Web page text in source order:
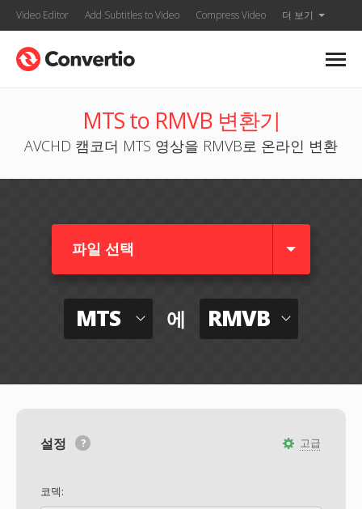
Video Editor Add Subtitles to Video Compress Video 더 보기
MTS to RMVB 변환기
AVCHD 캠코더 MTS 영상을 RMVB로 온라인 변환
파일 선택
MTS 에 RMVB
고급
설정
코덱: